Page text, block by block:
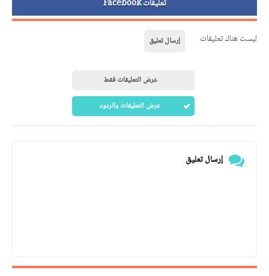
تعليقات Facebook
ليست هناك تعليقات إرسال تعليق
عرض التعليقات فقط
عرض التعليقات والردود
إرسال تعليق